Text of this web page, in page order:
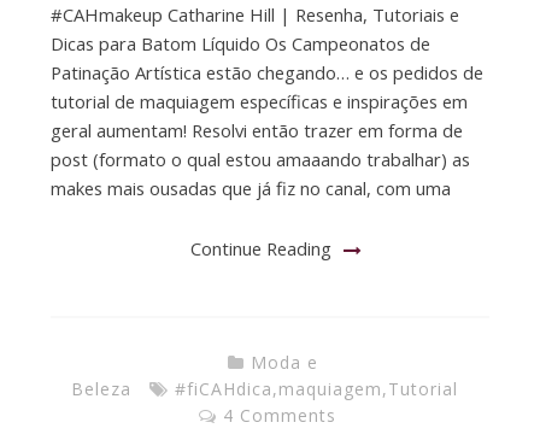
#CAHmakeup Catharine Hill | Resenha, Tutoriais e
Dicas para Batom Líquido Os Campeonatos de
Patinação Artística estão chegando… e os pedidos de
tutorial de maquiagem específicas e inspirações em
geral aumentam! Resolvi então trazer em forma de
post (formato o qual estou amaaando trabalhar) as
makes mais ousadas que já fiz no canal, com uma
Continue Reading
Moda e
Beleza
#fiCAHdica,maquiagem,Tutorial
4 Comments